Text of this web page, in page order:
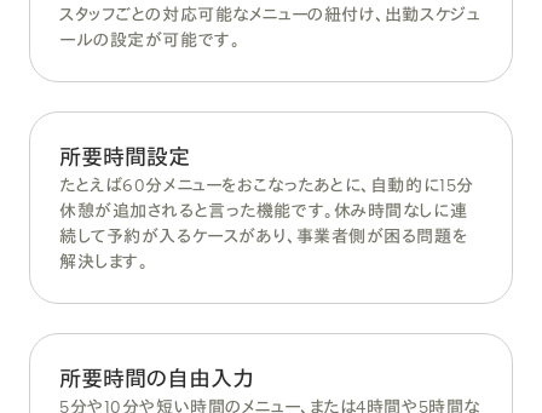
スタッフごとの対応可能なメニューの紐付け、出勤スケジュ
ールの設定が可能です。
所要時間設定
たとえば60分メニューをおこなったあとに、自動的に15分
休憩が追加されると言った機能です。休み時間なしに連
続して予約が入るケースがあり、事業者側が困る問題を
解決します。
所要時間の自由入力
5分や10分や短い時間のメニュー、または4時間や5時間な